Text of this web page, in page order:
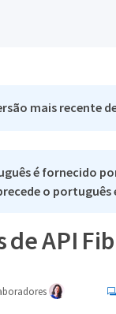
mais recente
é fornecido
o
de API